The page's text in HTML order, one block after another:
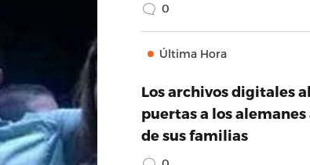
0
Última Hora
Los archivos digitales
puertas a los alemanes
de sus familias